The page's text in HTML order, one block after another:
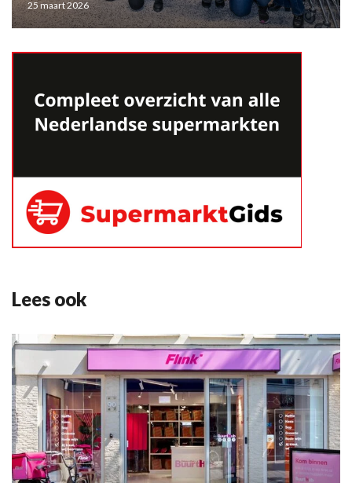
25 maart 2026
Lees ook